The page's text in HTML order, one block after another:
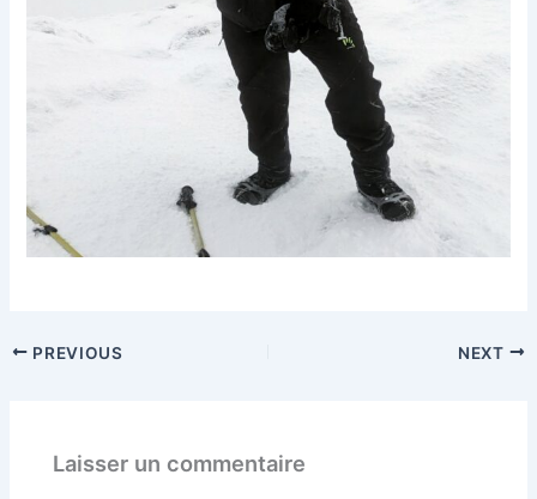
PREVIOUS NEXT
Laisser un commentaire